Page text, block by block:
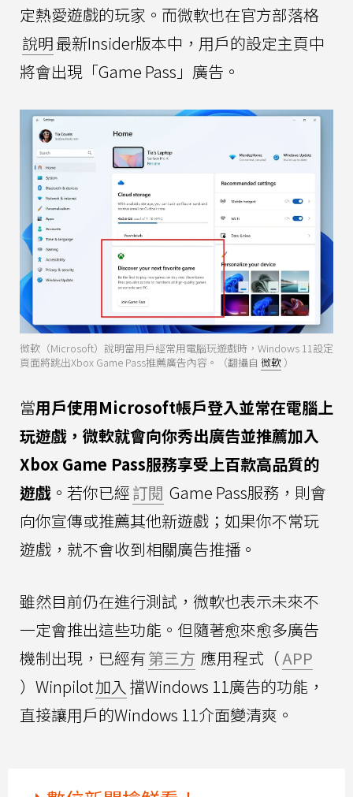
定熱愛遊戲的玩家。而微軟也在官方部落格
說明最新Insider版本中，用戶的設定主頁中
將會出現「Game Pass」廣告。
微軟（Microsoft）說明當用戶經常用電腦玩遊戲時，Windows 11設定
頁面將跳出Xbox Game Pass推薦廣告內容。（翻攝自 微軟 ）
當用戶使用Microsoft帳戶登入並常在電腦上
玩遊戲，微軟就會向你秀出廣告並推薦加入
Xbox Game Pass服務享受上百款高品質的
遊戲 。若你已經訂閱 Game Pass服務，則會
向你宣傳或推薦其他新遊戲；如果你不常玩
遊戲，就不會收到相關廣告推播。
雖然目前仍在進行測試，微軟也表示未來不
一定會推出這些功能。但隨著愈來愈多廣告
機制出現，已經有第三方 應用程式（APP
）Winpilot加入 擋Windows 11廣告的功能，
直接讓用戶的Windows 11介面變清爽。